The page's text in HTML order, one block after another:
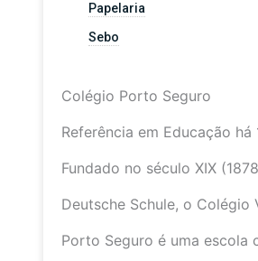
Papelaria
Sebo
Colégio Porto Seguro
Referência em Educação há
Fundado no século XIX
Deutsche Schule, o Colégio
Porto Seguro é uma escola